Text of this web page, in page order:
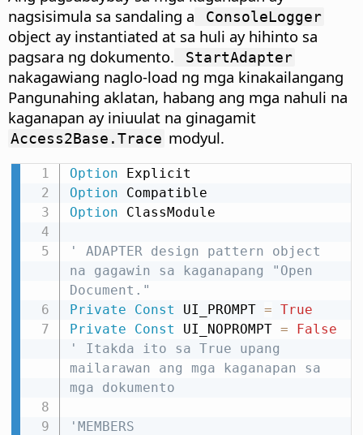
nagsisimula sa sandaling a
ConsoleLogger
object ay instantiated at sa huli ay hihinto sa
pagsara ng dokumento.
StartAdapter
nakagawiang naglo-load ng mga kinakailangang
Pangunahing aklatan, habang ang mga nahuli na
kaganapan ay iniuulat na ginagamit
Access2Base.Trace modyul.
Option
Option
Option ClassModule
' ADAPTER design pattern object
na gagawin sa kaganapang "Open
Document."
Private
Const UI_PROMPT = True
Private
Const UI_NOPROMPT =
False
' Itakda ito sa True upang
mailarawan ang mga kaganapan sa
mga dokumento
'MEMBERS